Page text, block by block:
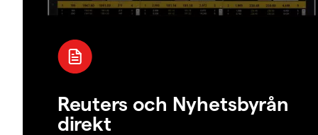
Reuters och Nyhetsbyrån
direkt